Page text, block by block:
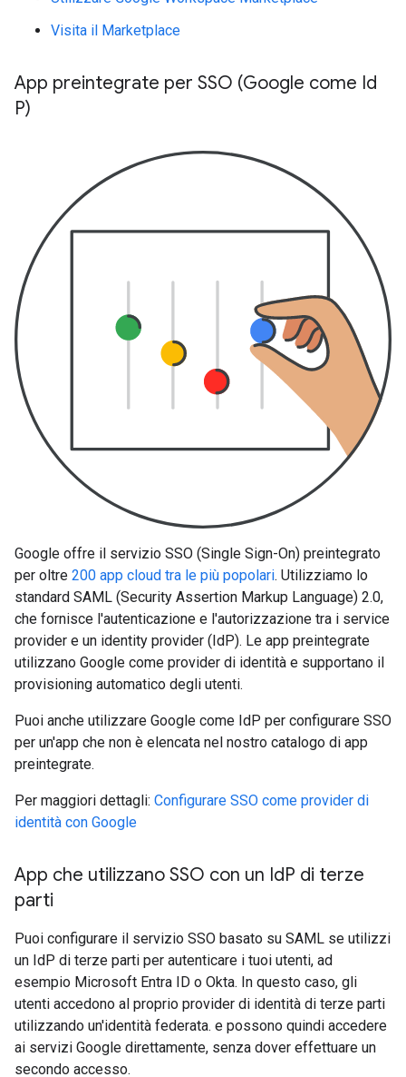
Visita il Marketplace
App preintegrate per SSO (Google come Id
P)
Google offre il servizio SSO (Single Sign-On) preintegrato
per oltre 200 app cloud tra le più popolari. Utilizziamo lo
standard SAML (Security Assertion Markup Language) 2.0,
che fornisce l'autenticazione e l'autorizzazione tra i service
provider e un identity provider (IdP). Le app preintegrate
utilizzano Google come provider di identità e supportano il
provisioning automatico degli utenti.
Puoi anche utilizzare Google come IdP per configurare SSO
per un'app che non è elencata nel nostro catalogo di app
preintegrate.
Per maggiori dettagli: Configurare SSO come provider di
identità con Google
App che utilizzano SSO con un IdP di terze
parti
Puoi configurare il servizio SSO basato su SAML se utilizzi
un IdP di terze parti per autenticare i tuoi utenti, ad
esempio Microsoft Entra ID o Okta. In questo caso, gli
utenti accedono al proprio provider di identità di terze parti
utilizzando un'identità federata. e possono quindi accedere
ai servizi Google direttamente, senza dover effettuare un
secondo accesso.